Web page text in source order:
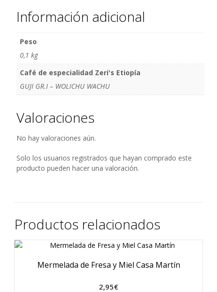
Información adicional
Peso
0,1 kg
Café de especialidad Zeri's Etiopía
GUJI GR.I – WOLICHU WACHU
Valoraciones
No hay valoraciones aún.
Solo los usuarios registrados que hayan comprado este
producto pueden hacer una valoración.
Productos relacionados
Mermelada de Fresa y Miel Casa Martín
2,95€